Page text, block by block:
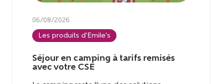
06/08/2026
Les produits d'Emile's
Séjour en camping à tarifs remisés
avec votre CSE